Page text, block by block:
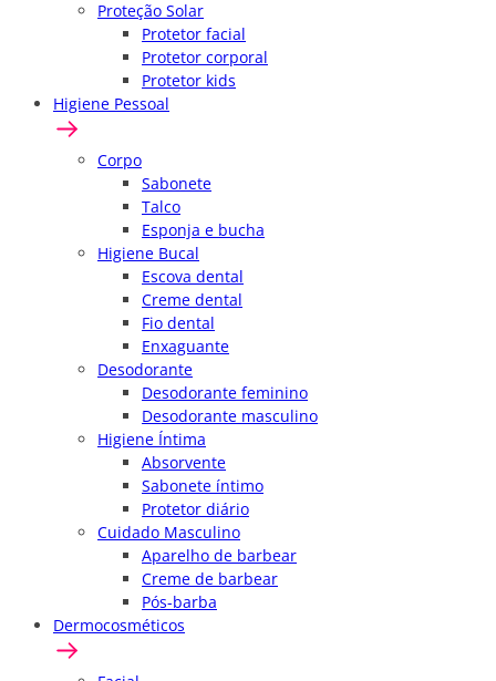
Proteção Solar
Protetor facial
Protetor corporal
Protetor kids
Higiene Pessoal
Corpo
Sabonete
Talco
Esponja e bucha
Higiene Bucal
Escova dental
Creme dental
Fio dental
Enxaguante
Desodorante
Desodorante feminino
Desodorante masculino
Higiene Íntima
Absorvente
Sabonete íntimo
Protetor diário
Cuidado Masculino
Aparelho de barbear
Creme de barbear
Pós-barba
Dermocosméticos